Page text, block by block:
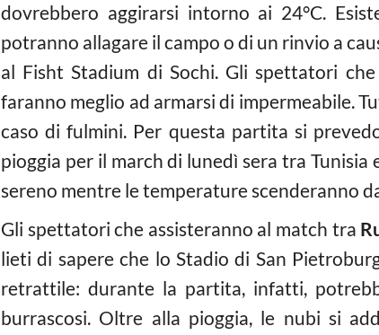
dovrebbero aggirarsi intorno ai 24°C.
potranno allagare il campo o di un rinvio a
al Fisht Stadium di Sochi. Gli spettatori
faranno meglio ad armarsi di impermeabile.
caso di fulmini. Per questa partita si
pioggia per il march di lunedì sera tra
sereno mentre le temperature scenderanno
Gli spettatori che assisteranno al match tra
lieti di sapere che lo Stadio di San
retrattile: durante la partita, infatti,
burrascosi. Oltre alla pioggia, le nubi si